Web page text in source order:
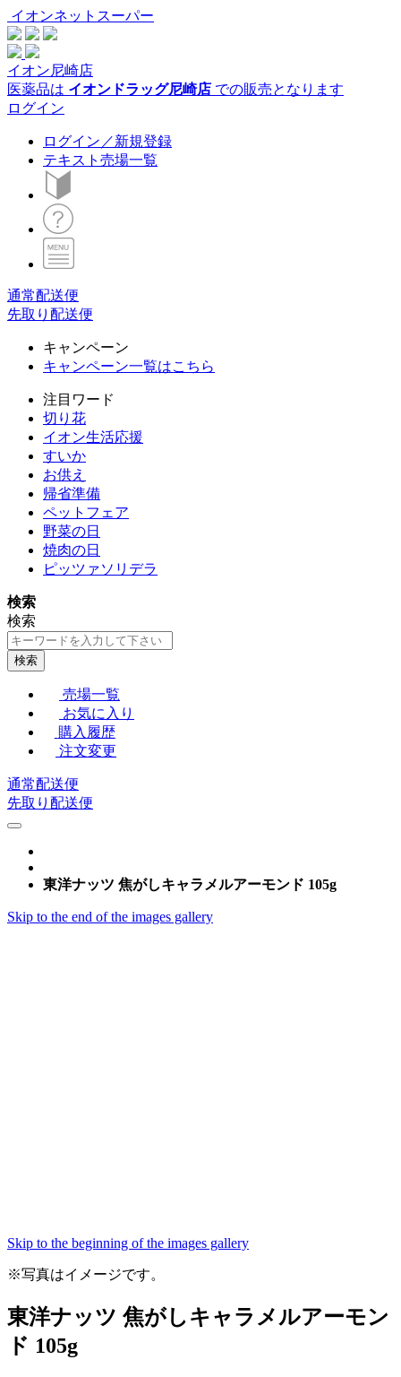
イオンネットスーパー
イオン尼崎店
医薬品は イオンドラッグ尼崎店 での販売となります
ログイン
ログイン／新規登録
テキスト売場一覧
通常配送便
先取り配送便
キャンペーン
キャンペーン一覧はこちら
注目ワード
切り花
イオン生活応援
すいか
お供え
帰省準備
ペットフェア
野菜の日
焼肉の日
ピッツァソリデラ
検索
検索
検索
売場一覧
お気に入り
購入履歴
注文変更
通常配送便
先取り配送便
東洋ナッツ 焦がしキャラメルアーモンド 105g
Skip to the end of the images gallery
Skip to the beginning of the images gallery
※写真はイメージです。
東洋ナッツ 焦がしキャラメルアーモン
ド 105g